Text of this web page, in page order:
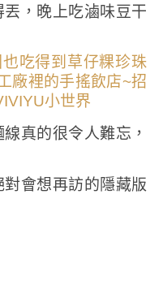
，晚上吃滷味豆干
真的很令人難忘，
會想再訪的隱藏版